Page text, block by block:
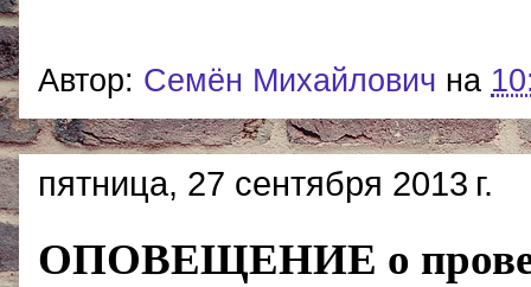
Автор: Cемён Михайлович на
пятница, 27 сентября 2013 г.
ОПОВЕЩЕНИЕ о